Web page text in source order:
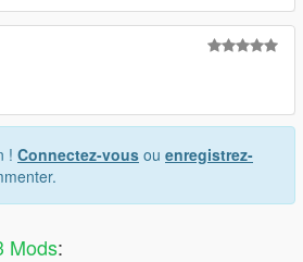
! Connectez-vous ou enregistrez-
Mods: